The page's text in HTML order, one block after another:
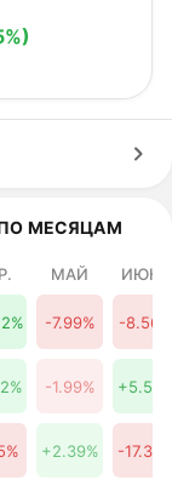
МЕСЯЦАМ
МАЙ ИЮНЬ
-7.99% -8.56%
-1.99%
+2.39% -